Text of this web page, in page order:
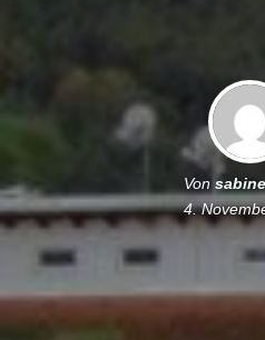
Von
4.